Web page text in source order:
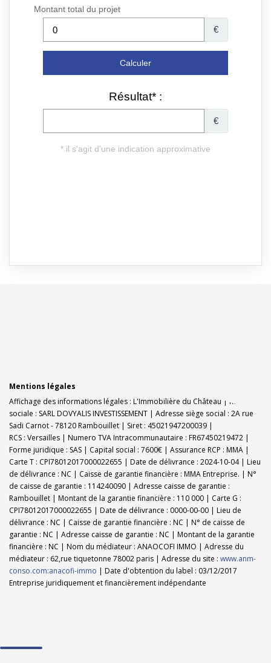
Mentions légales
Affichage des informations légales : L'Immobilière du Château | Raison
sociale : SARL DOVYALIS INVESTISSEMENT | Adresse siège social : 2A rue
Sadi Carnot - 78120 Rambouillet | Siret : 45021947200039 |
RCS : Versailles | Numero TVA Intracommunautaire : FR67450219472 |
Forme juridique : SAS | Capital social : 7600€ | Assurance RCP : MMA |
Carte T : CPI78012017000022655 | Date de délivrance : 2024-10-04 | Lieu
de délivrance : NC | Caisse de garantie financière : MMA Entreprise. | N°
de caisse de garantie : 114240090 | Adresse caisse de garantie :
Rambouillet | Montant de la garantie financière : 110 000 | Carte G :
CPI78012017000022655 | Date de délivrance : 0000-00-00 | Lieu de
délivrance : NC | Caisse de garantie financière : NC | N° de caisse de
garantie : NC | Adresse caisse de garantie : NC | Montant de la garantie
financière : NC | Nom du médiateur : ANAOCOFI IMMO | Adresse du
médiateur : 62,rue tiquetonne 78002 paris | Adresse du site : www.anm-
conso.com:anacofi-immo | Date d'obtention du label : 03/12/2017
Entreprise juridiquement et financièrement indépendante